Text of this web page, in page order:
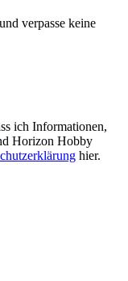
verpasse keine
ich Informationen,
Horizon Hobby
hier.